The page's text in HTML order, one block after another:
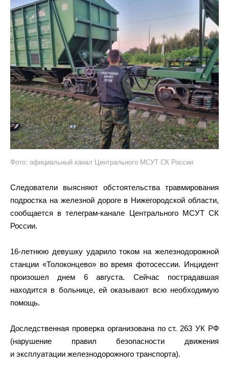
Фото: официальный канал Центрального МСУТ СК России
Следователи выясняют обстоятельства травмирования
подростка на железной дороге в Нижегородской области,
сообщается в телеграм-канале Центрального МСУТ СК
России.
16-летнюю девушку ударило током на железнодорожной
станции «Толоконцево» во время фотосессии. Инцидент
произошел днем 6 августа. Сейчас пострадавшая
находится в больнице, ей оказывают всю необходимую
помощь.
Доследственная проверка организована по ст. 263 УК РФ
(нарушение правил безопасности движения
и эксплуатации железнодорожного транспорта).